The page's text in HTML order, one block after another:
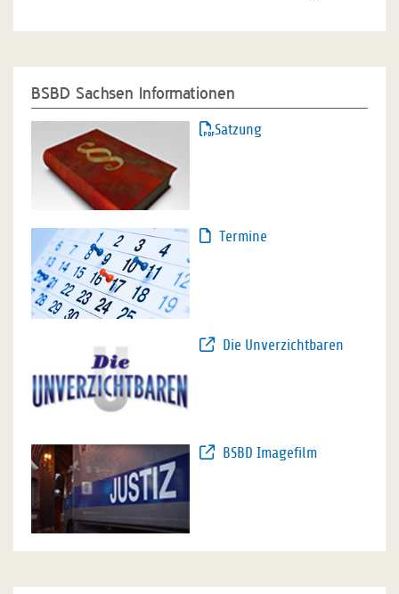
BSBD Sachsen Informationen
Satzung
Termine
Die Unverzichtbaren
BSBD Imagefilm